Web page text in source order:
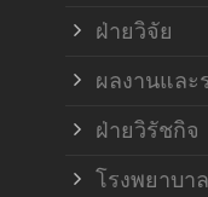
ฝ่ายวิจัย
ผลงานและ
ฝ่ายวิรัชกิจ
โรงพยาบา